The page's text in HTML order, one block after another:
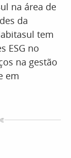
na área de
da
tem
ESG no
na gestão
em